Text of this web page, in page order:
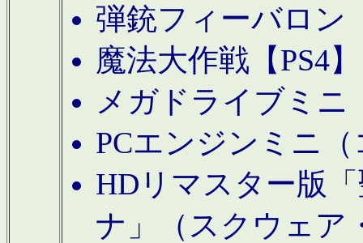
弾銃フィーバロン
魔法大作戦【PS4
メガドライブミニ
PCエンジンミニ
HDリマスター版
ナ」（スクウェア